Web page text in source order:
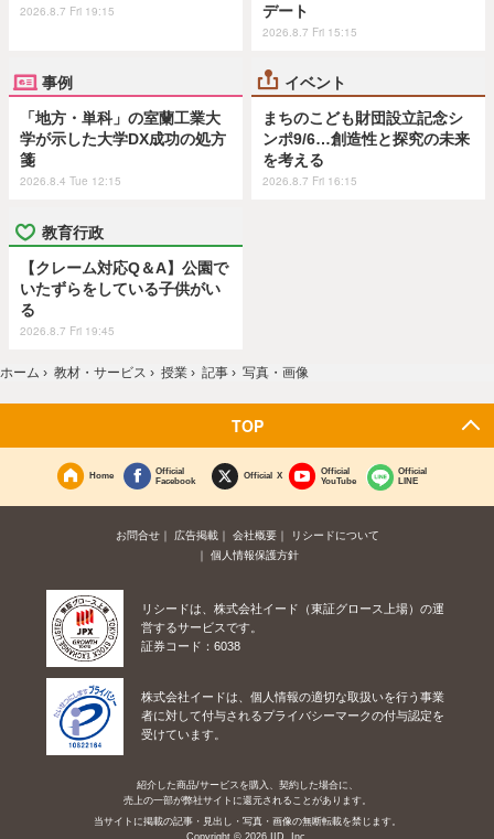
2026.8.7 Fri 19:15
デート
2026.8.7 Fri 15:15
事例
「地方・単科」の室蘭工業大
学が示した大学DX成功の処方
箋
2026.8.4 Tue 12:15
イベント
まちのこども財団設立記念シ
ンポ9/6…創造性と探究の未来
を考える
2026.8.7 Fri 16:15
教育行政
【クレーム対応Q＆A】公園で
いたずらをしている子供がい
る
2026.8.7 Fri 19:45
ホーム › 教材・サービス › 授業 › 記事 › 写真・画像
TOP
Home
Official
Facebook
Official X
Official
YouTube
Official
LINE
お問合せ 広告掲載 会社概要
リシードについて
個人情報保護方針
リシードは、株式会社イード（東証グロース上場）の運
営するサービスです。
証券コード：6038
株式会社イードは、個人情報の適切な取扱いを行う事業
者に対して付与されるプライバシーマークの付与認定を
受けています。
紹介した商品/サービスを購入、契約した場合に、
売上の一部が弊社サイトに還元されることがあります。
当サイトに掲載の記事・見出し・写真・画像の無断転載を禁じます。
Copyright © 2026 IID, Inc.